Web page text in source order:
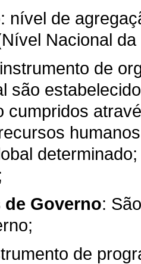
: nível de
Nacional
de
são
cumpridos
de Governo:
de